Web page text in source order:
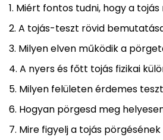
Miért fontos tudni, hogy a
A tojás-teszt rövid
Milyen elven működik a
A nyers és főtt tojás fizikai
Milyen felületen érdemes
Hogyan pörgesd meg
Mire figyelj a tojás